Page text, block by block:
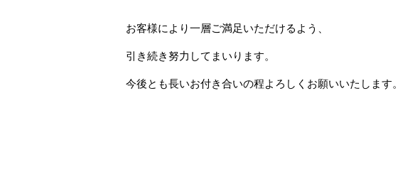
お客様により一層ご満足いただけるよう、
引き続き努力してまいります。
今後とも長いお付き合いの程よろしくお願いいたします。